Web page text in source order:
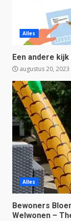
Alles
Een andere
augustus 20, 2023
Alles
Bewoners
Welwonen –